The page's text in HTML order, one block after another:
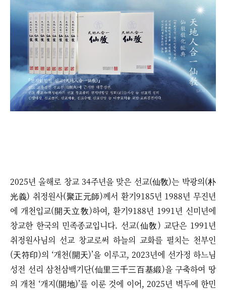
2025년 올해로 창교 34주년을 맞은 선교(仙敎)는 박광의(朴
光義) 취정원사(聚正元師)께서 환기9185년 1988년 무진년
에 개천입교(開天立敎)하여, 환기9188년 1991년 신미년에
창교한 한국의 민족종교입니다. 선교(仙敎) 교단은 1991년
취정원사님의 선교 창교로써 하늘의 교화를 펼치는 천부인
(天符印)의 ‘개천(開天)’을 이루고, 2023년에 선가정 하느님
성전 선리 삼천삼백기단(仙里三千三百基緞)을 구축하여 땅
의 개천 ‘개지(開地)’를 이룬 것에 이어, 2025년 벽두에 한민